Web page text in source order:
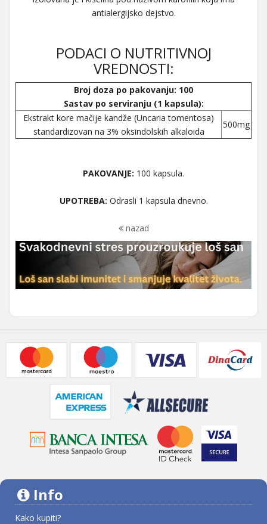
antialergijsko dejstvo.
PODACI O NUTRITIVNOJ
VREDNOSTI:
Broj doza po pakovanju: 100
Sastav po serviranju (1 kapsula):
Ekstrakt kore mačije kandže (Uncaria tomentosa)
standardizovan na 3% oksindolskih alkaloida
500mg
PAKOVANJE: 100 kapsula.
UPOTREBA: Odrasli 1 kapsula dnevno.
nazad
Info
Kako kupiti?